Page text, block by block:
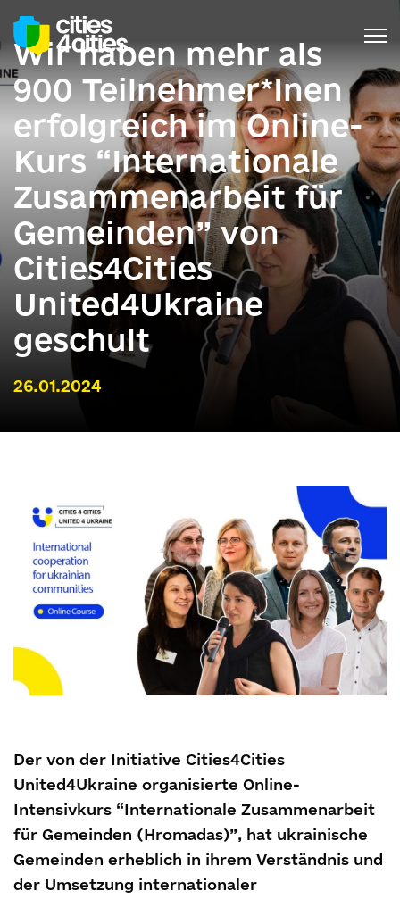
Wir haben mehr als
900 Teilnehmer*Inen
erfolgreich im Online-
Kurs “Internationale
Zusammenarbeit für
Gemeinden” von
Cities4Cities
United4Ukraine
geschult
26.01.2024
Der von der Initiative Cities4Cities
United4Ukraine organisierte Online-
Intensivkurs “Internationale Zusammenarbeit
für Gemeinden (Hromadas)”, hat ukrainische
Gemeinden erheblich in ihrem Verständnis und
der Umsetzung internationaler